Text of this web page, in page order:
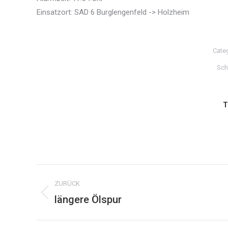
Einsatzort: SAD 6 Burglengenfeld -> Holzheim
Kommentarnavigation
ZURÜCK
Vorheriger
längere Ölspur